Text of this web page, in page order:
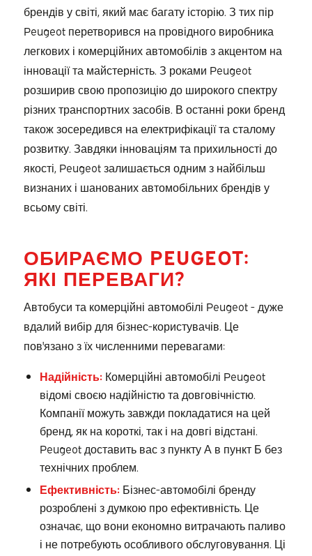
брендів у світі, який має багату історію. З тих пір
Peugeot перетворився на провідного виробника
легкових і комерційних автомобілів з акцентом на
інновації та майстерність. З роками Peugeot
розширив свою пропозицію до широкого спектру
різних транспортних засобів. В останні роки бренд
також зосередився на електрифікації та сталому
розвитку. Завдяки інноваціям та прихильності до
якості, Peugeot залишається одним з найбільш
визнаних і шанованих автомобільних брендів у
всьому світі.
ОБИРАЄМО PEUGEOT:
ЯКІ ПЕРЕВАГИ?
Автобуси та комерційні автомобілі Peugeot - дуже
вдалий вибір для бізнес-користувачів. Це
пов'язано з їх численними перевагами:
Надійність: Комерційні автомобілі Peugeot
відомі своєю надійністю та довговічністю.
Компанії можуть завжди покладатися на цей
бренд, як на короткі, так і на довгі відстані.
Peugeot доставить вас з пункту А в пункт Б без
технічних проблем.
Ефективність: Бізнес-автомобілі бренду
розроблені з думкою про ефективність. Це
означає, що вони економно витрачають паливо
і не потребують особливого обслуговування. Ці